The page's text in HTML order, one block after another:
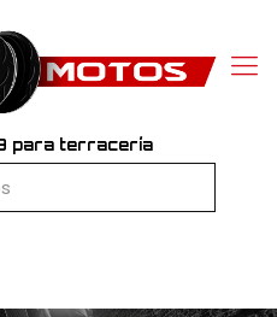
para terracería